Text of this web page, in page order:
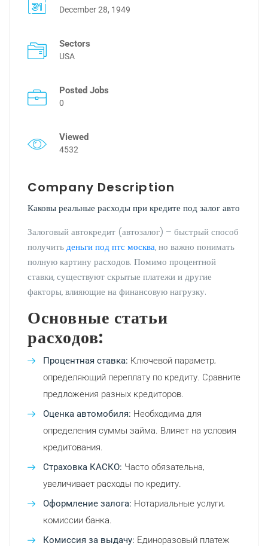
December 28, 1949
Sectors
USA
Posted Jobs
0
Viewed
4532
Company Description
Каковы реальные расходы при кредите под залог авто
Залоговый автокредит (автозалог) – быстрый способ
получитьденьги под птс москва‚ но важно понимать
полную картину расходов. Помимо процентной
ставки‚ существуют скрытые платежи и другие
факторы‚ влияющие на финансовую нагрузку.
Основные статьи
расходов:
Процентная ставка: Ключевой параметр‚
определяющий переплату по кредиту. Сравните
предложения разных кредиторов.
Оценка автомобиля: Необходима для
определения суммы займа. Влияет на условия
кредитования.
Страховка КАСКО: Часто обязательна‚
увеличивает расходы по кредиту.
Оформление залога: Нотариальные услуги‚
комиссии банка.
Комиссия за выдачу: Единоразовый платеж